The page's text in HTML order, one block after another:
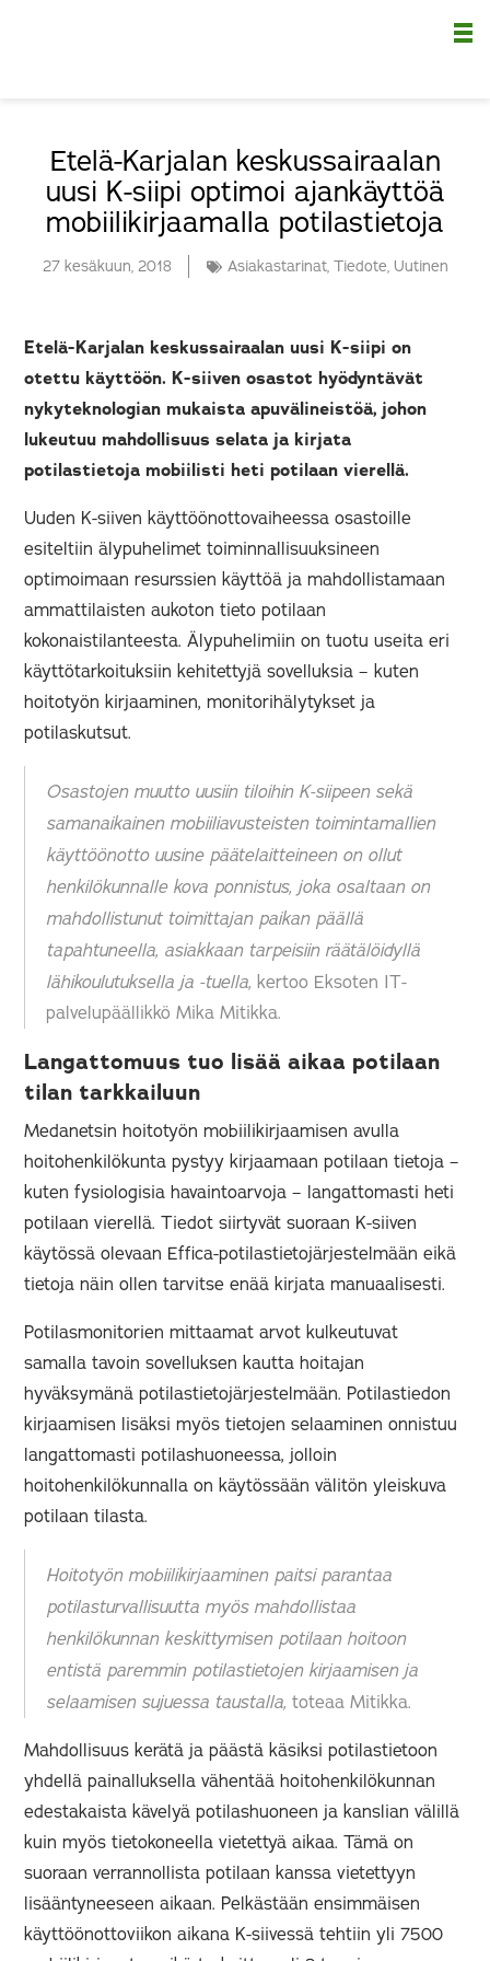
Etelä-Karjalan keskussairaalan
uusi K-siipi optimoi ajankäyttöä
mobiilikirjaamalla potilastietoja
27 kesäkuun, 2018 Asiakastarinat, Tiedote, Uutinen
Etelä-Karjalan keskussairaalan uusi K-siipi on
otettu käyttöön. K-siiven osastot hyödyntävät
nykyteknologian mukaista apuvälineistöä, johon
lukeutuu mahdollisuus selata ja kirjata
potilastietoja mobiilisti heti potilaan vierellä.
Uuden K-siiven käyttöönottovaiheessa osastoille
esiteltiin älypuhelimet toiminnallisuuksineen
optimoimaan resurssien käyttöä ja mahdollistamaan
ammattilaisten aukoton tieto potilaan
kokonaistilanteesta. Älypuhelimiin on tuotu useita eri
käyttötarkoituksiin kehitettyjä sovelluksia – kuten
hoitotyön kirjaaminen, monitorihälytykset ja
potilaskutsut.
Osastojen muutto uusiin tiloihin K-siipeen sekä
samanaikainen mobiiliavusteisten toimintamallien
käyttöönotto uusine päätelaitteineen on ollut
henkilökunnalle kova ponnistus, joka osaltaan on
mahdollistunut toimittajan paikan päällä
tapahtuneella, asiakkaan tarpeisiin räätälöidyllä
lähikoulutuksella ja -tuella, kertoo Eksoten IT-
palvelupäällikkö Mika Mitikka.
Langattomuus tuo lisää aikaa potilaan
tilan tarkkailuun
Medanetsin hoitotyön mobiilikirjaamisen avulla
hoitohenkilökunta pystyy kirjaamaan potilaan tietoja –
kuten fysiologisia havaintoarvoja – langattomasti heti
potilaan vierellä. Tiedot siirtyvät suoraan K-siiven
käytössä olevaan Effica-potilastietojärjestelmään eikä
tietoja näin ollen tarvitse enää kirjata manuaalisesti.
Potilasmonitorien mittaamat arvot kulkeutuvat
samalla tavoin sovelluksen kautta hoitajan
hyväksymänä potilastietojärjestelmään. Potilastiedon
kirjaamisen lisäksi myös tietojen selaaminen onnistuu
langattomasti potilashuoneessa, jolloin
hoitohenkilökunnalla on käytössään välitön yleiskuva
potilaan tilasta.
Hoitotyön mobiilikirjaaminen paitsi parantaa
potilasturvallisuutta myös mahdollistaa
henkilökunnan keskittymisen potilaan hoitoon
entistä paremmin potilastietojen kirjaamisen ja
selaamisen sujuessa taustalla, toteaa Mitikka.
Mahdollisuus kerätä ja päästä käsiksi potilastietoon
yhdellä painalluksella vähentää hoitohenkilökunnan
edestakaista kävelyä potilashuoneen ja kanslian välillä
kuin myös tietokoneella vietettyä aikaa. Tämä on
suoraan verrannollista potilaan kanssa vietettyyn
lisääntyneeseen aikaan. Pelkästään ensimmäisen
käyttöönottoviikon aikana K-siivessä tehtiin yli 7500